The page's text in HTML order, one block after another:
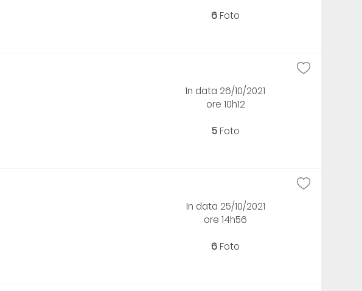
6 Foto
In data 26/10/2021
ore 10h12
5Foto
In data 25/10/2021
ore 14h56
6 Foto